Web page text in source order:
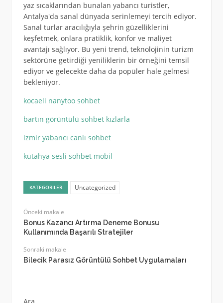
yaz sıcaklarından bunalan yabancı turistler,
Antalya'da sanal dünyada serinlemeyi tercih ediyor.
Sanal turlar aracılığıyla şehrin güzelliklerini
keşfetmek, onlara pratiklik, konfor ve maliyet
avantajı sağlıyor. Bu yeni trend, teknolojinin turizm
sektörüne getirdiği yeniliklerin bir örneğini temsil
ediyor ve gelecekte daha da popüler hale gelmesi
bekleniyor.
kocaeli nanytoo sohbet
bartın görüntülü sohbet kızlarla
izmir yabancı canlı sohbet
kütahya sesli sohbet mobil
KATEGORILER Uncategorized
Önceki makale
Bonus Kazancı Artırma Deneme Bonusu
Kullanımında Başarılı Stratejiler
Sonraki makale
Bilecik Parasız Görüntülü Sohbet Uygulamaları